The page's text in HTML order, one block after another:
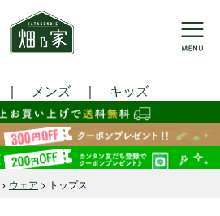
｜ メンズ ｜ キッズ
ウェア トップス